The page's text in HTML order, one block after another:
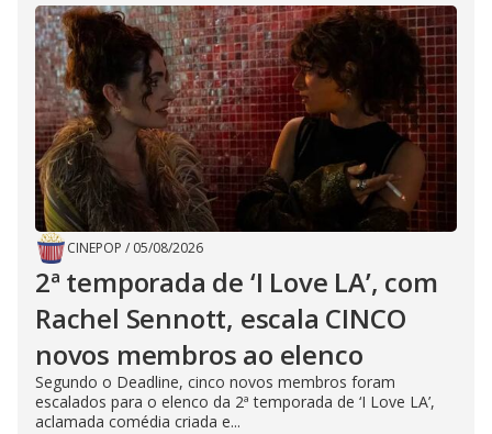
CINEPOP / 05/08/2026
2ª temporada de ‘I Love LA’, com
Rachel Sennott, escala CINCO
novos membros ao elenco
Segundo o Deadline, cinco novos membros foram
escalados para o elenco da 2ª temporada de ‘I Love LA’,
aclamada comédia criada e...